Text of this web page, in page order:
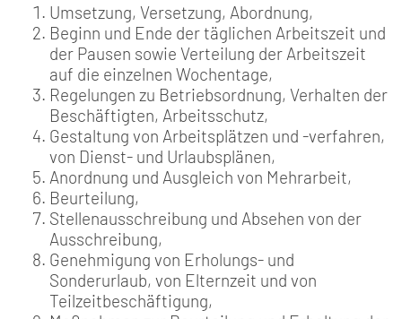
Umsetzung, Versetzung, Abordnung,
Beginn und Ende der täglichen Arbeitszeit und
der Pausen sowie Verteilung der Arbeitszeit
auf die einzelnen Wochentage,
Regelungen zu Betriebsordnung, Verhalten der
Beschäftigten, Arbeitsschutz,
Gestaltung von Arbeitsplätzen und -verfahren,
von Dienst- und Urlaubsplänen,
Anordnung und Ausgleich von Mehrarbeit,
Beurteilung,
Stellenausschreibung und Absehen von der
Ausschreibung,
Genehmigung von Erholungs- und
Sonderurlaub, von Elternzeit und von
Teilzeitbeschäftigung,